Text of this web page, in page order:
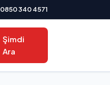
0850 340 4571
Şimdi
Ara